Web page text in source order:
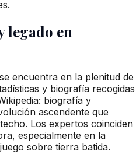
legado en
encuentra en la plenitud de
y biografía recogidas
biografía y
ascendente que
Los expertos coinciden
especialmente en la
sobre tierra batida.